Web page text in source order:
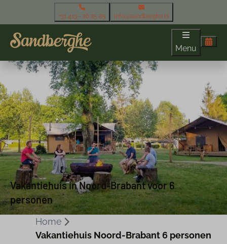
+31 413 - 26 25 85 info@sandberghe.nl
Menu
Vakantiehuis in Noord-Brabant voor 6
personen
Home
Vakantiehuis Noord-Brabant 6 personen